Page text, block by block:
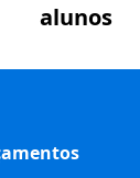
alunos